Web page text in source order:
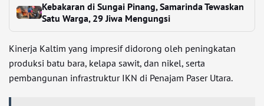
Kebakaran di Sungai Pinang, Samarinda Tewaskan
Satu Warga, 29 Jiwa Mengungsi
Kinerja Kaltim yang impresif didorong oleh peningkatan
produksi batu bara, kelapa sawit, dan nikel, serta
pembangunan infrastruktur IKN di Penajam Paser Utara.